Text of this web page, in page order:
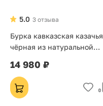
3 отзыва
5.0
Бурка кавказская казачья
чёрная из натуральной
14 980 ₽